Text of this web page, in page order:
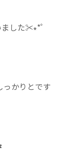
した✂️∗*ﾟ
っかりとです